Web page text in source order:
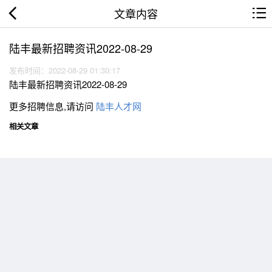
文章内容
陆丰最新招聘资讯2022-08-29
发布时间：2022-08-29 01:30:17
陆丰最新招聘资讯2022-08-29
更多招聘信息,请访问 陆丰人才网
相关文章